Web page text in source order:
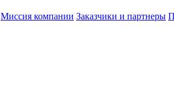
Миссия компании Заказчики и партнеры